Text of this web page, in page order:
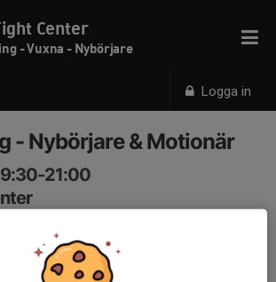
Logga in
Center
- Vuxna - Nybörjare
- Nybörjare & Motionär
21:00
& Motionär.